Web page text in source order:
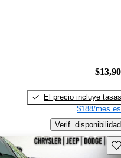
El precio incluye tasas
$188/mes
Verif. disponibilidad